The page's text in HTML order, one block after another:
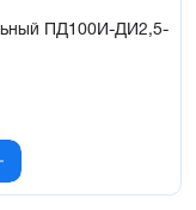
ПД100И-ДИ2,5-